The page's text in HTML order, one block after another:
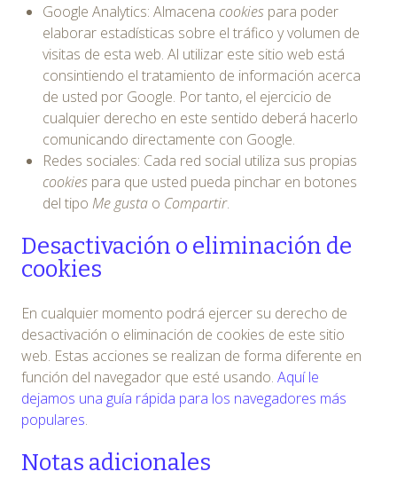
Google Analytics: Almacena cookies para poder
elaborar estadísticas sobre el tráfico y volumen de
visitas de esta web. Al utilizar este sitio web está
consintiendo el tratamiento de información acerca
de usted por Google. Por tanto, el ejercicio de
cualquier derecho en este sentido deberá hacerlo
comunicando directamente con Google.
Redes sociales: Cada red social utiliza sus propias
cookies para que usted pueda pinchar en botones
del tipo Me gusta o Compartir.
Desactivación o eliminación de
cookies
En cualquier momento podrá ejercer su derecho de
desactivación o eliminación de cookies de este sitio
web. Estas acciones se realizan de forma diferente en
función del navegador que esté usando. Aquí le
dejamos una guía rápida para los navegadores más
populares.
Notas adicionales